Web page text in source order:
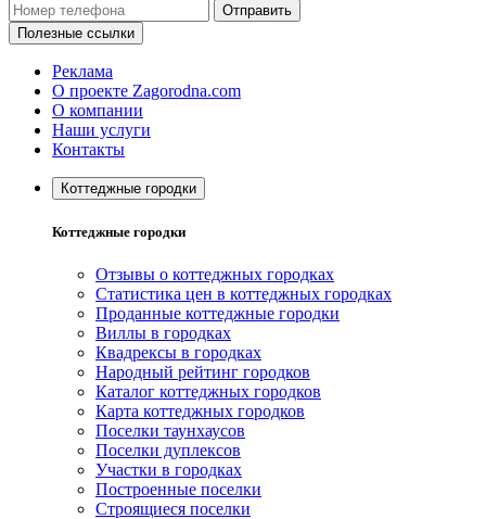
Отправить
Полезные ссылки
Реклама
О проекте Zagorodna.com
О компании
Наши услуги
Контакты
Коттеджные городки
Коттеджные городки
Отзывы о коттеджных городках
Статистика цен в коттеджных городках
Проданные коттеджные городки
Виллы в городках
Квадрексы в городках
Народный рейтинг городков
Каталог коттеджных городков
Карта коттеджных городков
Поселки таунхаусов
Поселки дуплексов
Участки в городках
Построенные поселки
Строящиеся поселки